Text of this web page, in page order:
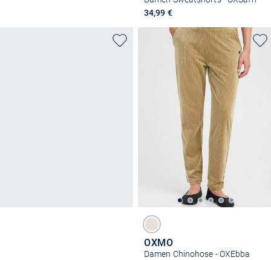
34,99 €
OXMO
Damen Chinohose - OXEbba